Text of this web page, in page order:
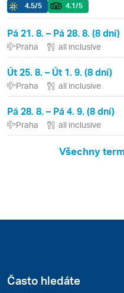
4.5/5 4.1/5
Pá 21. 8. – Pá 28. 8. (8 dní)
Praha all inclusive
Út 25. 8. – Út 1. 9. (8 dní)
Praha all inclusive
Pá 28. 8. – Pá 4. 9. (8 dní)
Praha all inclusive
Všechny
Často hledáte